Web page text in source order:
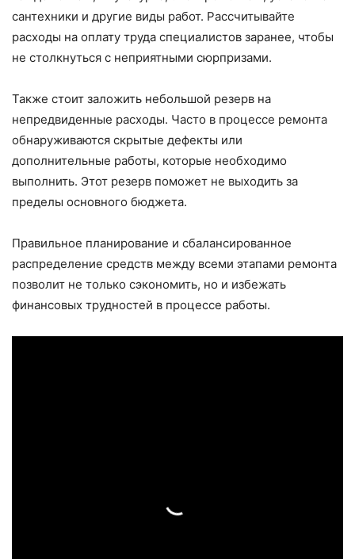
сантехники и другие виды работ. Рассчитывайте
расходы на оплату труда специалистов заранее, чтобы
не столкнуться с неприятными сюрпризами.
Также стоит заложить небольшой резерв на
непредвиденные расходы. Часто в процессе ремонта
обнаруживаются скрытые дефекты или
дополнительные работы, которые необходимо
выполнить. Этот резерв поможет не выходить за
пределы основного бюджета.
Правильное планирование и сбалансированное
распределение средств между всеми этапами ремонта
позволит не только сэкономить, но и избежать
финансовых трудностей в процессе работы.